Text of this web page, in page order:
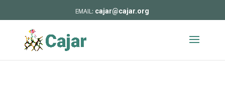
cajar@cajar.org